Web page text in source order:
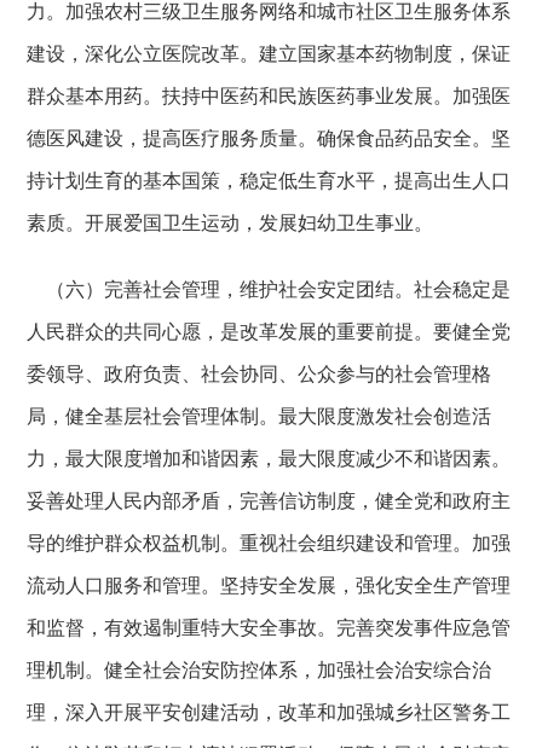
力。加强农村三级卫生服务网络和城市社区卫生服务体系
建设，深化公立医院改革。建立国家基本药物制度，保证
群众基本用药。扶持中医药和民族医药事业发展。加强医
德医风建设，提高医疗服务质量。确保食品药品安全。坚
持计划生育的基本国策，稳定低生育水平，提高出生人口
素质。开展爱国卫生运动，发展妇幼卫生事业。
（六）完善社会管理，维护社会安定团结。社会稳定是
人民群众的共同心愿，是改革发展的重要前提。要健全党
委领导、政府负责、社会协同、公众参与的社会管理格
局，健全基层社会管理体制。最大限度激发社会创造活
力，最大限度增加和谐因素，最大限度减少不和谐因素。
妥善处理人民内部矛盾，完善信访制度，健全党和政府主
导的维护群众权益机制。重视社会组织建设和管理。加强
流动人口服务和管理。坚持安全发展，强化安全生产管理
和监督，有效遏制重特大安全事故。完善突发事件应急管
理机制。健全社会治安防控体系，加强社会治安综合治
理，深入开展平安创建活动，改革和加强城乡社区警务工